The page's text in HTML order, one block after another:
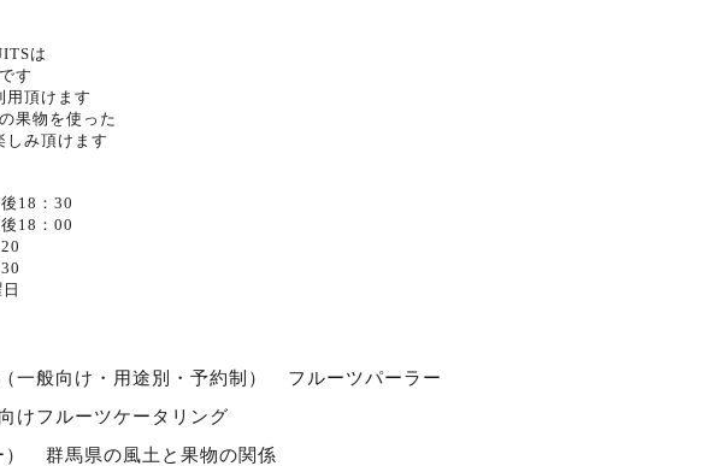
は
す
用頂けます
果物を使った
しみ頂けます
：30
18：00
一般向け・用途別・予約制）
フルーツパーラー
けフルーツケータリング
群馬県の風土と果物の関係